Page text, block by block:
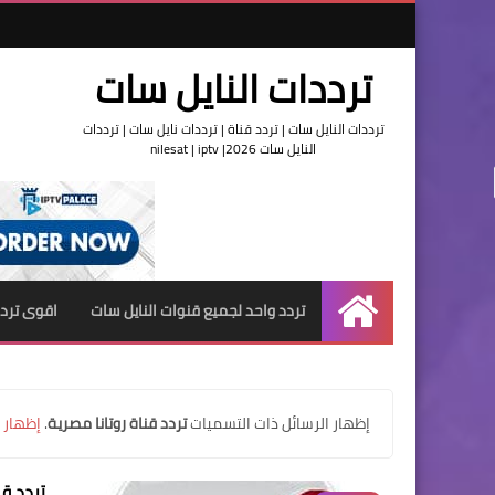
ترددات النايل سات
ترددات النايل سات | تردد قناة | ترددات نايل سات | ترددات
النايل سات 2026| nilesat | iptv
الرئيسية
تردد واحد لجميع قنوات النايل سات اقوى
‏إظهار الرسائل ذات التسمياتتردد قناة روتانا مصرية.